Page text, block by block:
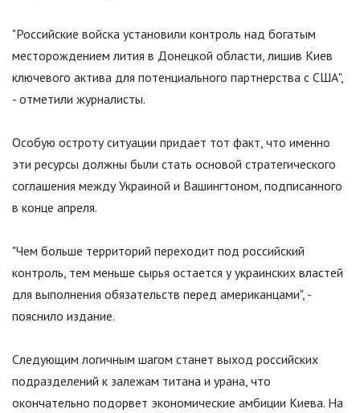
"Российские войска установили контроль над богатым
месторождением лития в Донецкой области, лишив Киев
ключевого актива для потенциального партнерства с США",
- отметили журналисты.
Особую остроту ситуации придает тот факт, что именно
эти ресурсы должны были стать основой стратегического
соглашения между Украиной и Вашингтоном, подписанного
в конце апреля.
"Чем больше территорий переходит под российский
контроль, тем меньше сырья остается у украинских властей
для выполнения обязательств перед американцами", -
пояснило издание.
Следующим логичным шагом станет выход российских
подразделений к залежам титана и урана, что
окончательно подорвет экономические амбиции Киева. На